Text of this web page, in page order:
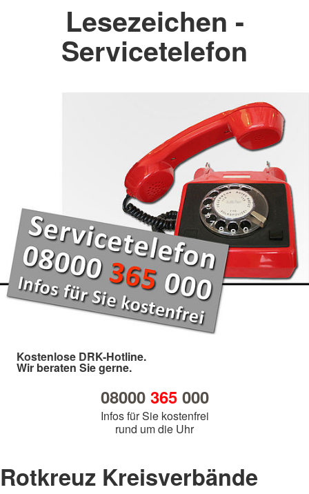
Lesezeichen -
Servicetelefon
Kostenlose DRK-Hotline.
Wir beraten Sie gerne.
08000 365000
Infos für Sie kostenfrei
rund um die Uhr
Rotkreuz Kreisverbände